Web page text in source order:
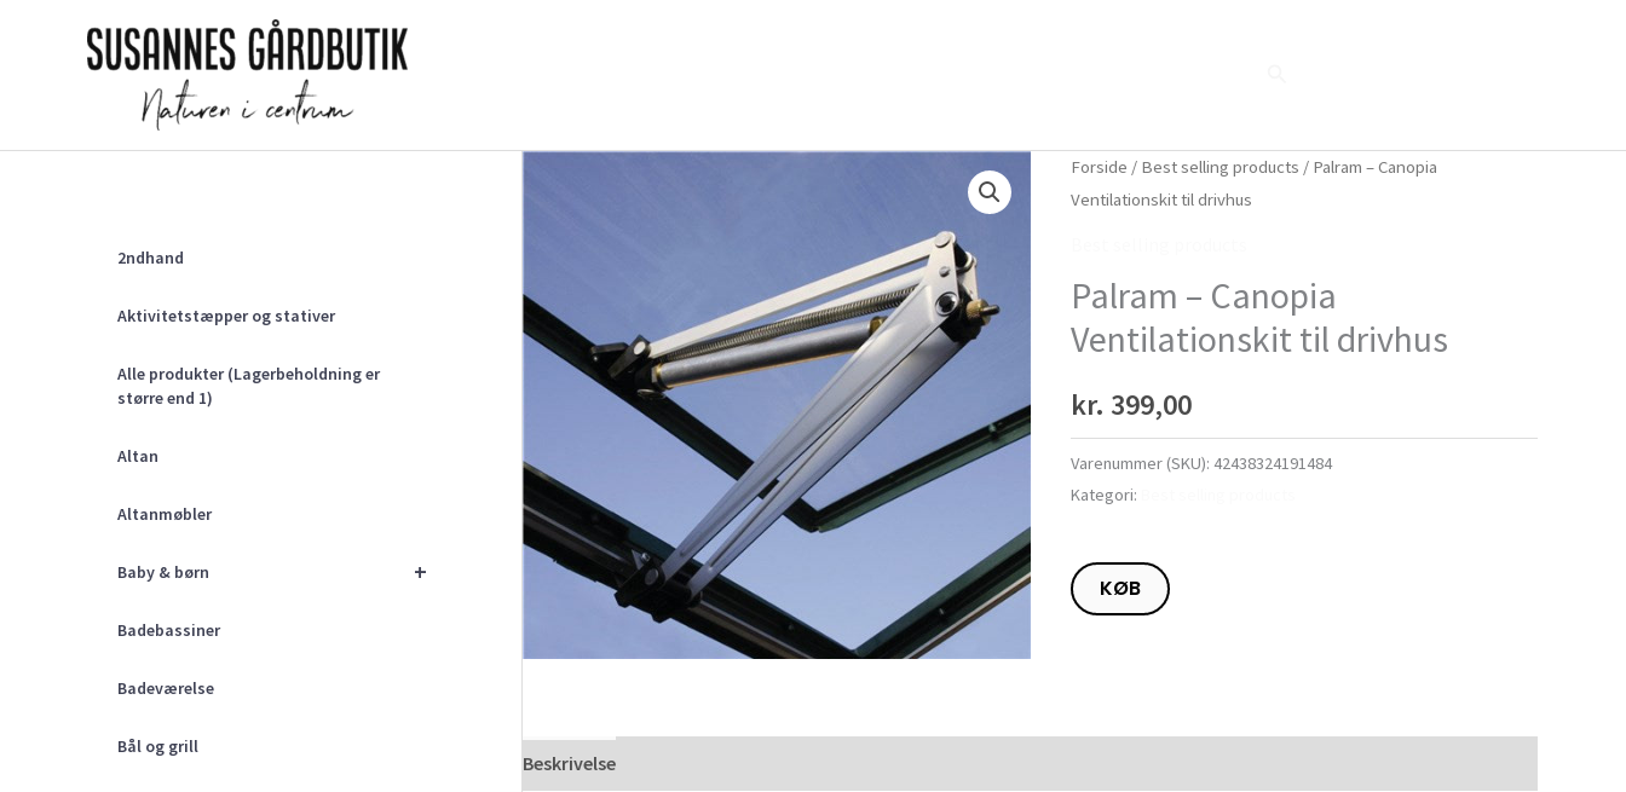
2ndhand
Aktivitetstæpper og stativer
Alle produkter (Lagerbeholdning er
større end 1)
Altan
Altanmøbler
+
Baby & børn
Badebassiner
Badeværelse
Bål og grill
Forside / Best selling products / Palram – Canopia
Ventilationskit til drivhus
Palram – Canopia
Ventilationskit til drivhus
kr. 399,00
Varenummer (SKU): 42438324191484
Kategori:
KØB
Beskrivelse